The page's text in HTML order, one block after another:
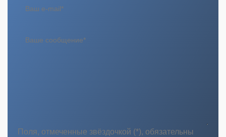
Поля, отмеченные звёздочкой (*), обязательны